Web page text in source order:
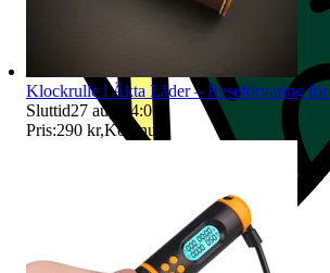
Klockrulle i Äkta Läder – Reseförvaring
Sluttid27 aug 14:07
Pris:290 kr,Köp nu